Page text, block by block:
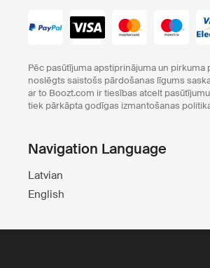
Pēc pasūtījuma apstiprinājuma un
noslēgts saistošs pārdošanas līgums
ar to Boozt.com ir tiesības atcelt
tiek pārkāpta godīgas izmantošanas
Navigation Language
Latvian
English